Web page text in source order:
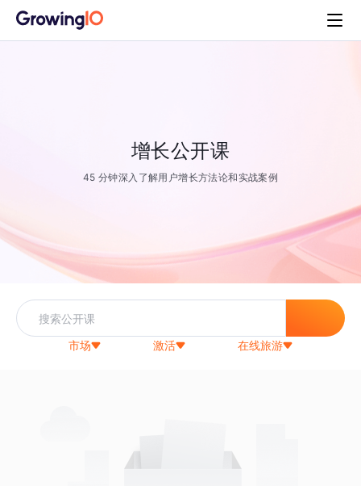
增长公开课
45 分钟深入了解用户增长方法论和实战案例
市场 激活 在线旅游